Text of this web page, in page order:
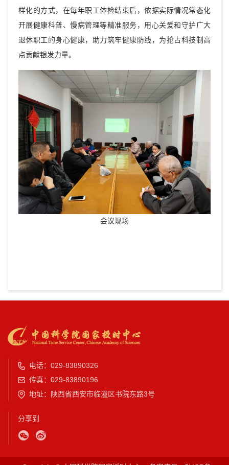
样化的方式，在每年职工体检结束后，依据实际情况常态化
开展健康科普、慢病管理等精准服务，用心关爱和守护广大
退休职工的身心健康，助力筑牢健康防线，为抢占科技制高
点贡献银发力量。
会议现场
电话：029-83890326
传真：029-83890196
地址：陕西省西安市临潼区书院东路3号
分享到